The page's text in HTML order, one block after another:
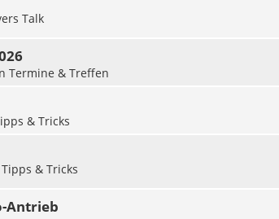
Talk
Termine & Treffen
& Tricks
Tipps & Tricks
Antrieb